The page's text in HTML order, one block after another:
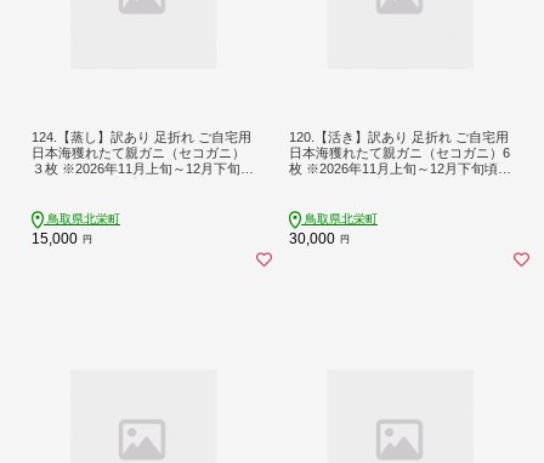
124.【蒸し】訳あり 足折れ ご自宅用
日本海獲れたて親ガニ（セコガニ）
３枚 ※2026年11月上旬～12月下旬頃
県 北栄町 おすすめ 人気 送料無料】
鳥取県北栄町
15,000 円
120.【活き】訳あり 足折れ ご自宅用
日本海獲れたて親ガニ（セコガニ）6
枚 ※2026年11月上旬～12月下旬頃に
北栄町 おすすめ 人気 送料無料】
鳥取県北栄町
30,000 円